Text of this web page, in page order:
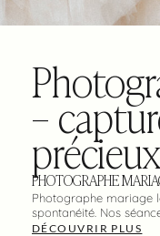
–
précieux
PHOTOGRAPHE
Photographe mariage
spontanéité. Nos
DÉCOUVRIR PLUS